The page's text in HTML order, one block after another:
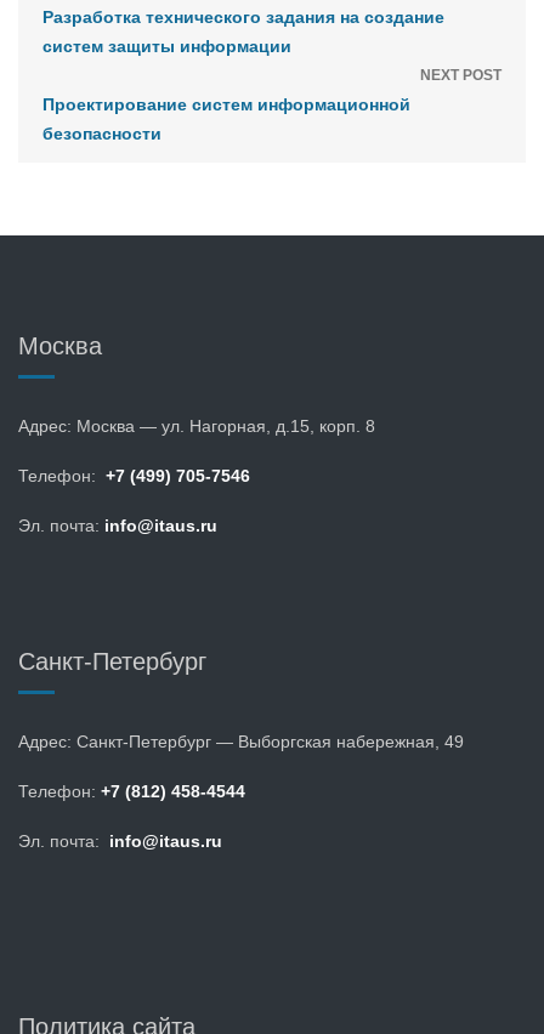
Разработка технического задания на создание
систем защиты информации
NEXT POST
Проектирование систем информационной
безопасности
Москва
Адрес: Москва — ул. Нагорная, д.15, корп. 8
Телефон: +7 (499) 705-7546
Эл. почта: info@itaus.ru
Санкт-Петербург
Адрес: Санкт-Петербург — Выборгская набережная, 49
Телефон: +7 (812) 458-4544
Эл. почта: info@itaus.ru
Политика сайта